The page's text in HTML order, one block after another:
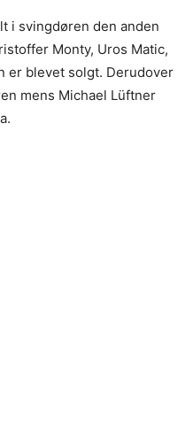
i svingdøren den anden
Monty, Uros Matic,
er blevet solgt. Derudover
mens Michael Lüftner